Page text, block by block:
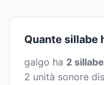
Quante sillabe
galgo ha 2 sillabe
2 unità sonore